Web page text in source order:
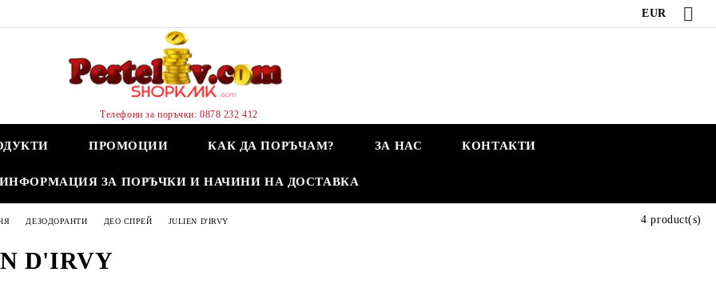
EUR
Телефони за поръчки: 0878 232 412
ПРОМОЦИИ КАК ДА ПОРЪЧАМ? ЗА НАС КОНТАКТИ
ИНФОРМАЦИЯ ЗА ПОРЪЧКИ И НАЧИНИ НА ДОСТАВКА
ДЕЗОДОРАНТИ ДЕО СПРЕЙ JULIEN D'IRVY
D'IRVY
4 product(s)